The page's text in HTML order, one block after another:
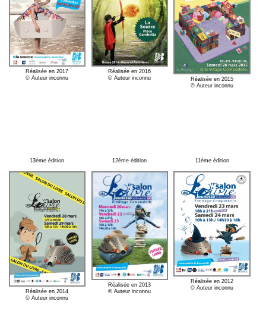
Réalisée en 2017
© Auteur inconnu
Réalisée en 2016
© Auteur inconnu
Réalisée en 2015
© Auteur inconnu
13éme édition
Réalisée en 2014
© Auteur inconnu
12éme édition
Réalisée en 2013
© Auteur inconnu
11éme édition
Réalisée en 2012
© Auteur inconnu